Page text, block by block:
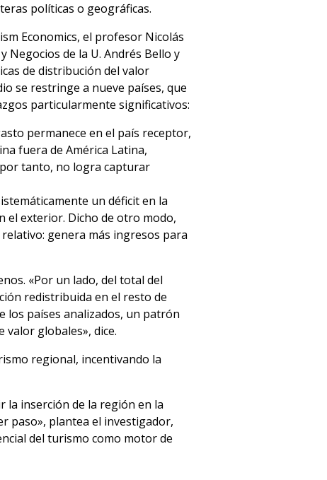
políticas o geográficas.
Economics, el profesor Nicolás
Negocios de la U. Andrés Bello y
de distribución del valor
se restringe a nueve países, que
particularmente significativos:
permanece en el país receptor,
fuera de América Latina,
tanto, no logra capturar
un déficit en la
el exterior. Dicho de otro modo,
genera más ingresos para
«Por un lado, del total del
redistribuida en el resto de
los países analizados, un patrón
valor globales», dice.
regional, incentivando la
la inserción de la región en la
paso», plantea el investigador,
del turismo como motor de